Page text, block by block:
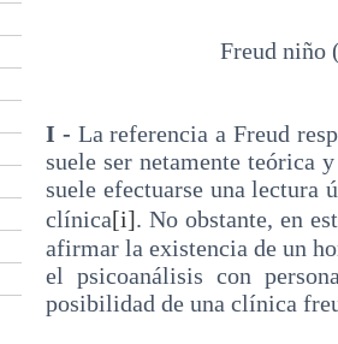
Freud niño
I - La referencia a Freud
suele ser netamente teórica
suele efectuarse una lectura
clínica[i]. No obstante, en
afirmar la existencia de un
el psicoanálisis con
posibilidad de una clínica